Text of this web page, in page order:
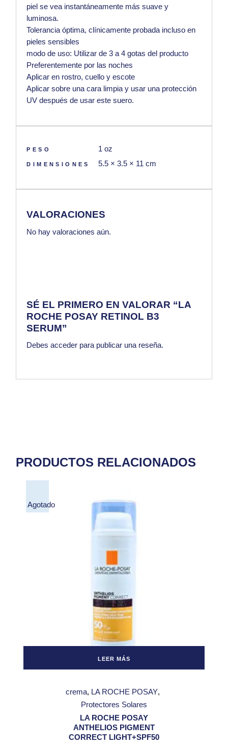
piel se vea instantáneamente más suave y
luminosa.
Tolerancia óptima, clínicamente probada incluso en
pieles sensibles
modo de uso: Utilizar de 3 a 4 gotas del producto
Preferentemente por las noches
Aplicar en rostro, cuello y escote
Aplicar sobre una cara limpia y usar una protección
UV después de usar este suero.
PESO 1 oz
DIMENSIONES 5.5 × 3.5 × 11 cm
VALORACIONES
No hay valoraciones aún.
SÉ EL PRIMERO EN VALORAR “LA
ROCHE POSAY RETINOL B3
SERUM”
Debesacceder para publicar una reseña.
PRODUCTOS RELACIONADOS
Agotado
LEER MÁS
crema LA ROCHE POSAY
Protectores Solares
LA ROCHE POSAY
ANTHELIOS PIGMENT
CORRECT LIGHT+SPF50